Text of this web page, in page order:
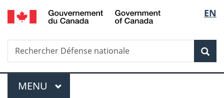
Passer
au
des
Passer
au
principal
Passer
à
Au
du
Passer
à
version
simplifiée
de
la
EN
Recherche
Rechercher
Défense
Menu
MENU PRINCIPAL